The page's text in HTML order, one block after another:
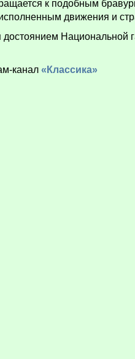
к подобным
движения и
достоянием Национальной
канал «Классика»